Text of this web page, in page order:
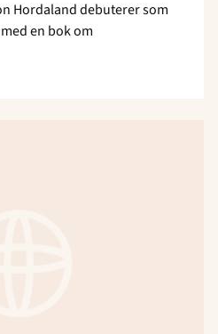
Hordaland debuterer som
en bok om